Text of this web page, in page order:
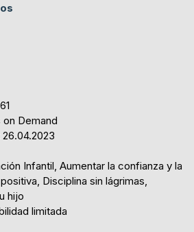
Demand
Infantil, Aumentar la confianza y la
Disciplina sin lágrimas,
hijo
limitada